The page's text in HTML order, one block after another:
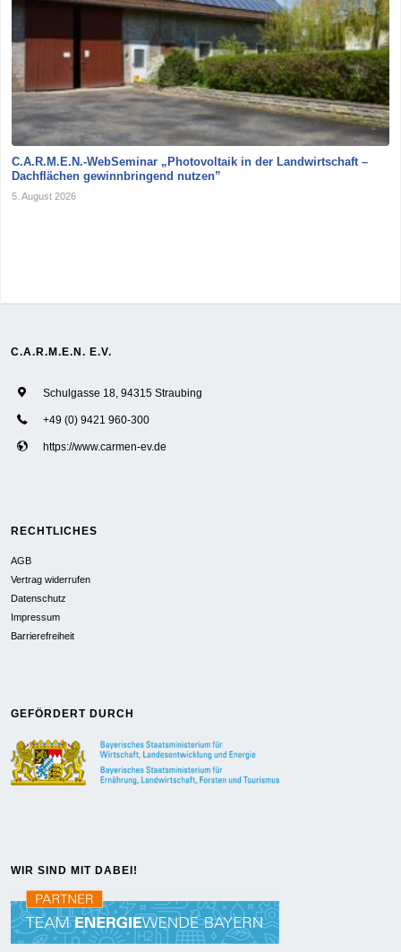
C.A.R.M.E.N.-WebSeminar „Photovoltaik in der Landwirtschaft –
Dachflächen gewinnbringend nutzen”
5. August 2026
C.A.R.M.E.N. E.V.
Schulgasse 18, 94315 Straubing
+49 (0) 9421 960-300
https://www.carmen-ev.de
RECHTLICHES
AGB
Vertrag widerrufen
Datenschutz
Impressum
Barrierefreiheit
GEFÖRDERT DURCH
WIR SIND MIT DABEI!